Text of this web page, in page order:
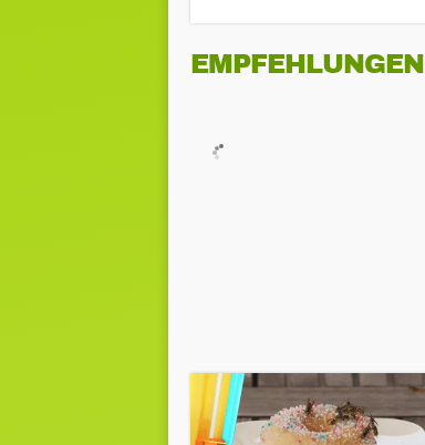
EMPFEHLUNGEN